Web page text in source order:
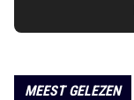
MEEST GELEZEN